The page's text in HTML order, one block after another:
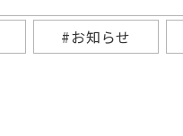
#お知らせ